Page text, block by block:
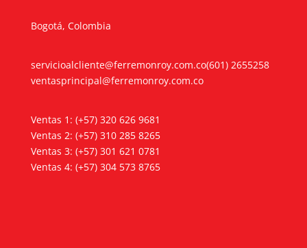
Bogotá, Colombia
servicioalcliente@ferremonroy.com.co
ventasprincipal@ferremonroy.com.co
(601) 2655258
Ventas 1: (+57) 320 626 9681
Ventas 2: (+57) 310 285 8265
Ventas 3: (+57) 301 621 0781
Ventas 4: (+57) 304 573 8765